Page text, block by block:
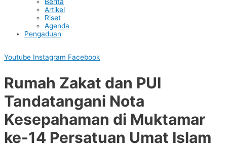
Artikel
Riset
Agenda
Pengaduan
Youtube Instagram Facebook
Rumah Zakat dan PUI
Tandatangani Nota
Kesepahaman di Muktamar
ke-14 Persatuan Umat Islam